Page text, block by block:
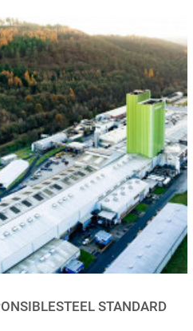
STANDARD